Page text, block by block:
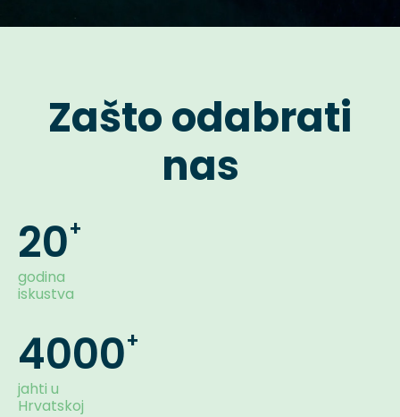
Zašto odabrati
nas
20
godina
iskustva
4000
jahti u
Hrvatskoj